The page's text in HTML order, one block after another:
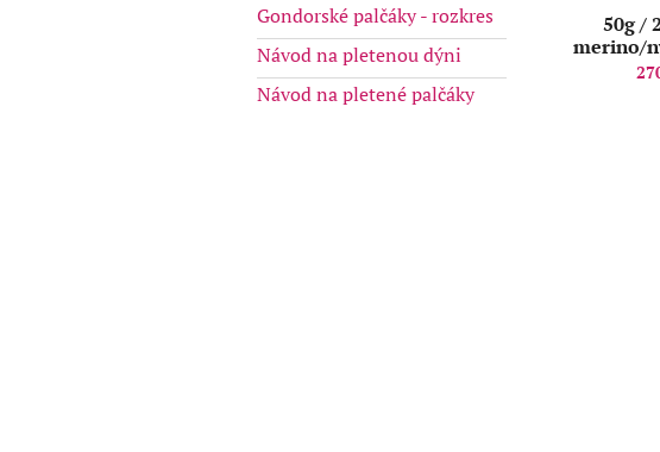
Gondorské palčáky - rozkres
Návod na pletenou dýni
Návod na pletené palčáky
50g /
merino/